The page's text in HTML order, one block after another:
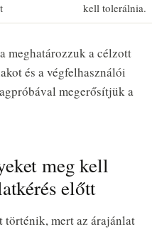
kell tolerálnia.
meghatározzuk a célzott
és a végfelhasználói
megerősítjük a
meg kell
előtt
történik, mert az árajánlat